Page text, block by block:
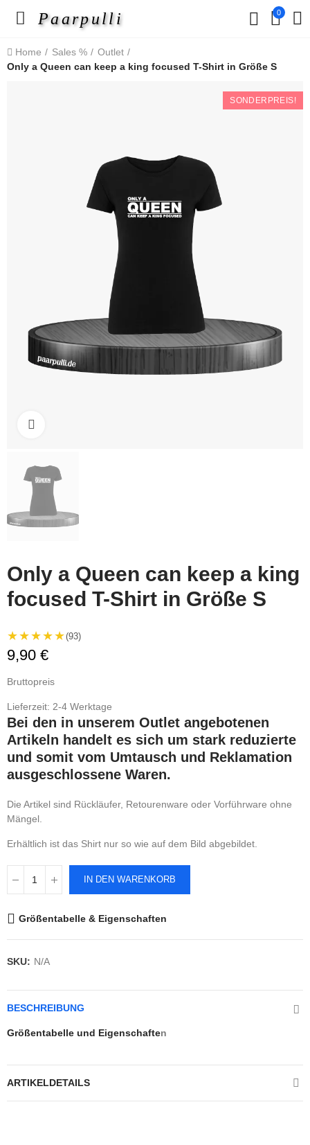
Paarpulli 0
Home Sales %
Outlet
Only a Queen can keep a king focused T-Shirt in Größe S
SONDERPREIS!
Only a Queen can keep a king
focused T-Shirt in Größe S
★★★★★(93)
9,90 €
Bruttopreis
Lieferzeit: 2-4 Werktage
Bei den in unserem Outlet angebotenen
Artikeln handelt es sich um stark reduzierte
und somit vom Umtausch und Reklamation
ausgeschlossene Waren.
Die Artikel sind Rückläufer, Retourenware oder Vorführware ohne
Mängel.
Erhältlich ist das Shirt nur so wie auf dem Bild abgebildet.
IN DEN WARENKORB
Größentabelle & Eigenschaften
SKU: N/A
BESCHREIBUNG
Größentabelle und Eigenschaften
ARTIKELDETAILS